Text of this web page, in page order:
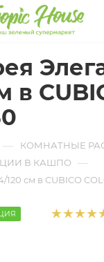
в
— КОМНАТНЫЕ
В КАШПО —
см в CUBICO